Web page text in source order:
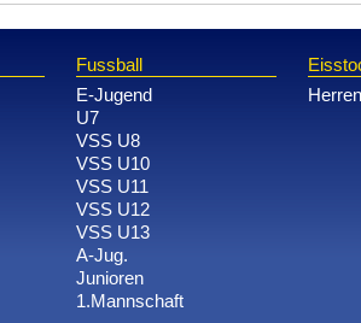
Fussball
E-Jugend
U7
VSS U8
VSS U10
VSS U11
VSS U12
VSS U13
A-Jug.
Junioren
1.Mannschaft
Herren